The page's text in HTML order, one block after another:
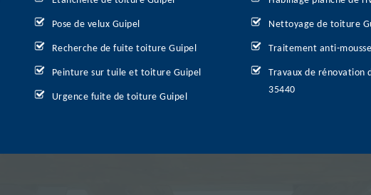
Pose de velux Guipel
Recherche de fuite toiture Guipel
Peinture sur tuile et toiture Guipel
Urgence fuite de toiture Guipel
Nettoyage de toiture
Traitement anti-
Travaux de rénovation
35440